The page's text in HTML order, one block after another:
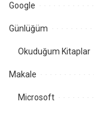
Google
Günlüğüm
Okuduğum Kitaplar
Makale
Microsoft